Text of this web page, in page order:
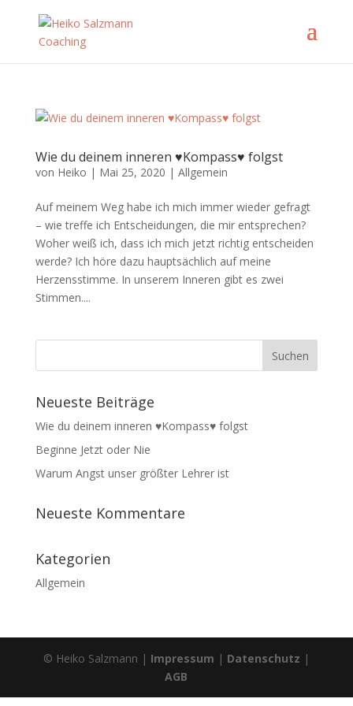
Wie du deinem inneren ♥Kompass♥ folgst
von Heiko | Mai 25, 2020 | Allgemein
Auf meinem Weg habe ich mich immer wieder gefragt
– wie treffe ich Entscheidungen, die mir entsprechen?
Woher weiß ich, dass ich mich jetzt richtig entscheiden
werde? Ich höre dazu hauptsächlich auf meine
Herzensstimme. In unserem Inneren gibt es zwei
Stimmen....
Neueste Beiträge
Wie du deinem inneren ♥Kompass♥ folgst
Beginne Jetzt oder Nie
Warum Angst unser größter Lehrer ist
Neueste Kommentare
Kategorien
Allgemein
© Heiko Salzmann | Impressum | Datenschutz |
AGB